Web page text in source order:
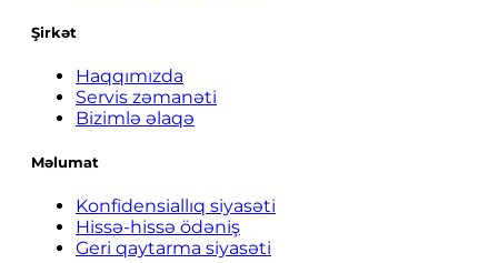
Şirkət
Haqqımızda
Servis zəmanəti
Bizimlə əlaqə
Məlumat
Konfidensiallıq siyasəti
Hissə-hissə ödəniş
Geri qaytarma siyasəti